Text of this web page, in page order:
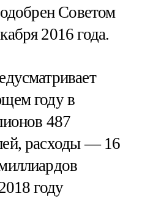
Советом
2016 года.
году в
487
расходы — 16
году